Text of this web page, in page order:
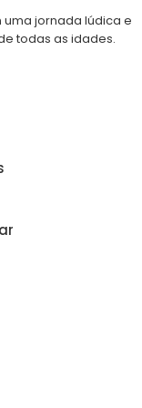
jornada lúdica e
todas as idades.